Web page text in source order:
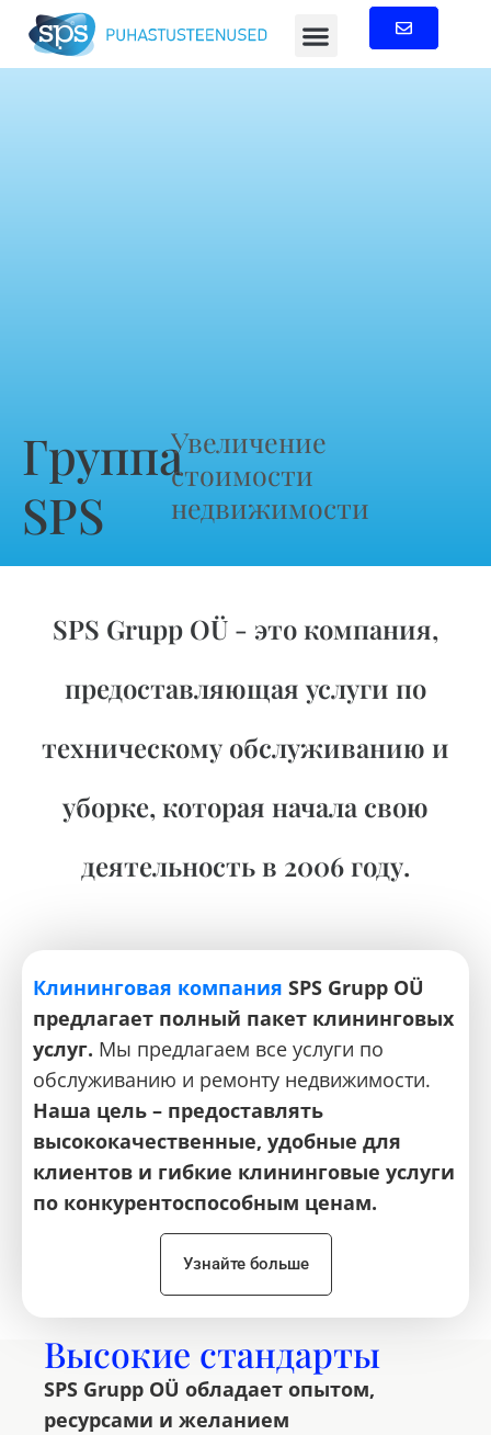
Группа
SPS
Увеличение
стоимости
недвижимости
SPS Grupp OÜ - это компания,
предоставляющая услуги по
техническому обслуживанию и
уборке, которая начала свою
деятельность в 2006 году.
Клининговая компания SPS Grupp OÜ
предлагает полный пакет клининговых
услуг. Мы предлагаем все услуги по
обслуживанию и ремонту недвижимости.
Наша цель – предоставлять
высококачественные, удобные для
клиентов и гибкие клининговые услуги
по конкурентоспособным ценам.
Узнайте больше
Высокие стандарты
SPS Grupp OÜ обладает опытом,
ресурсами и желанием